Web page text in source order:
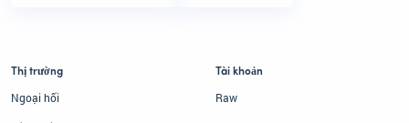
Thị trường
Ngoại hối
Tài khoản
Raw